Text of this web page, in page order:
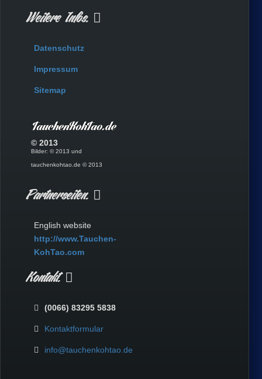
Weitere Infos.
Datenschutz
Impressum
Sitemap
© 2013
Bilder: © 2013 und
tauchenkohtao.de © 2013
Partnerseiten.
English website
http://www.Tauchen-
KohTao.com
Kontakt.
(0066) 83295 5838
Kontaktformular
info@tauchenkohtao.de